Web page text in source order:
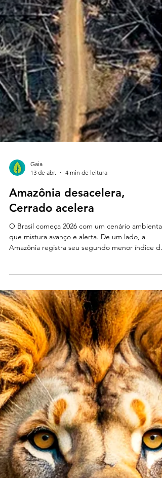
Gaia
Amazônia desacelera,
Cerrado acelera
O Brasil começa 2026 com um cenário ambiental
que mistura avanço e alerta. De um lado, a
Amazônia registra seu segundo menor índice de
desmatamento para o primeiro trimestre desde
início da série histórica recente. Do outro, o
Cerrado segue na direção oposta com um
aumento significativo na perda de vegetação
nativa. Essa dualidade não é apenas uma questão
ambiental. É um sinal direto para o mercado,
cadeias produtivas e para empresas que estão
deveriam estar atentas